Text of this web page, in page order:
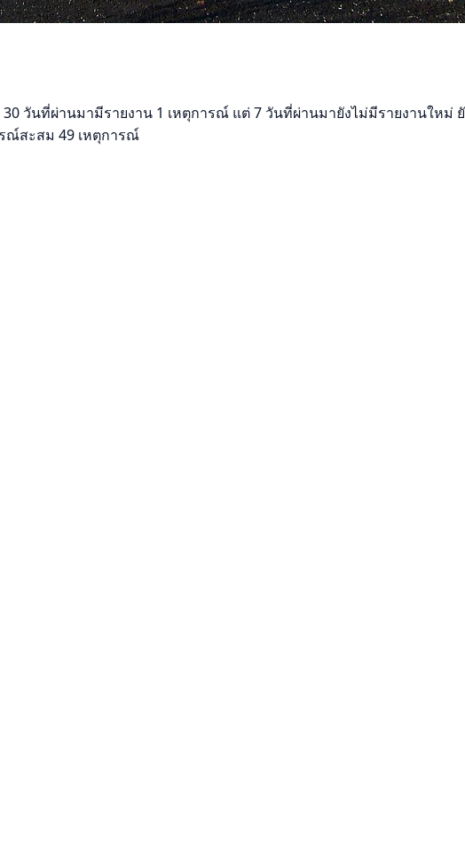
วันที่ผ่านมามีรายงาน 1 เหตุการณ์ แต่ 7 วันที่ผ่านมายังไม่มีรายงานใหม่
ณ์สะสม 49 เหตุการณ์